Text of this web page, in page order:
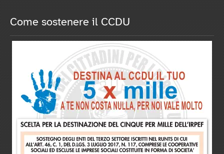
Come sostenere il CCDU